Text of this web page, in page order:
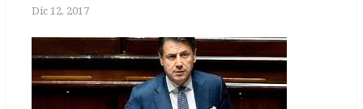
Dic 12, 2017